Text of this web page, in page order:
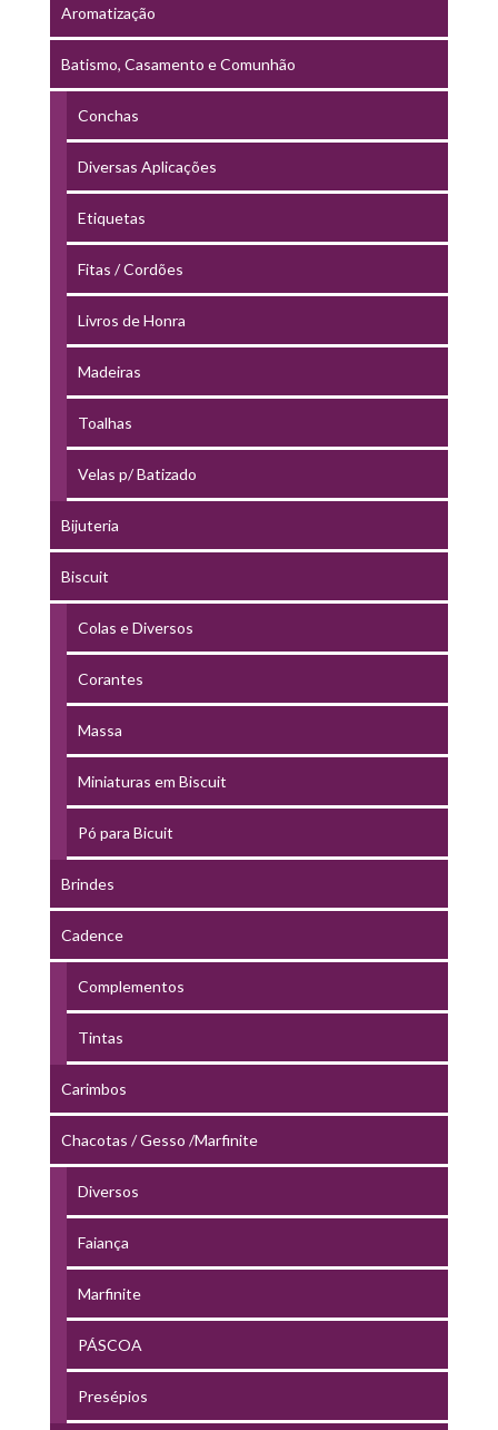
Aromatização
Batismo, Casamento e Comunhão
Conchas
Diversas Aplicações
Etiquetas
Fitas / Cordões
Livros de Honra
Madeiras
Toalhas
Velas p/ Batizado
Bijuteria
Biscuit
Colas e Diversos
Corantes
Massa
Miniaturas em Biscuit
Pó para Bicuit
Brindes
Cadence
Complementos
Tintas
Carimbos
Chacotas / Gesso /Marfinite
Diversos
Faiança
Marfinite
PÁSCOA
Presépios